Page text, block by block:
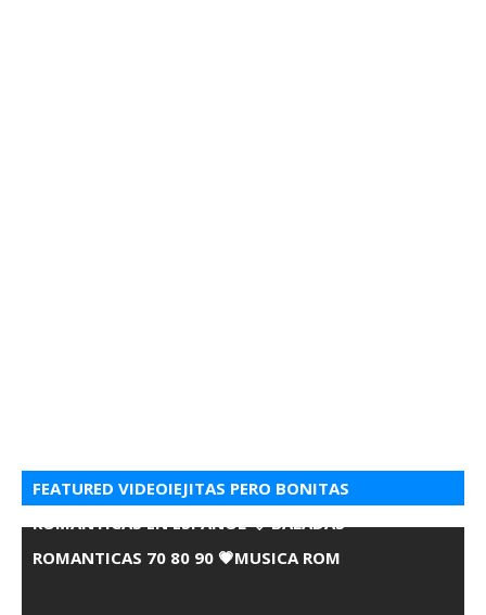
FEATURED VIDEOIEJITAS PERO BONITAS
ROMANTICAS EN ESPANOL 💘 BALADAS
ROMANTICAS 70 80 90 💗MUSICA ROM